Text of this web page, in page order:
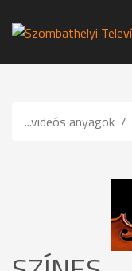
...videós anyagok